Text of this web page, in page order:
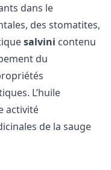
dans le
des stomatites,
salvini contenu
du
L’huile
activité
de la sauge